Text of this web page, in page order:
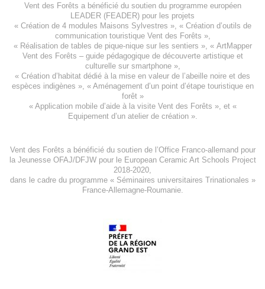
Vent des Forêts a bénéficié du soutien du programme européen
LEADER (FEADER) pour les projets
« Création de 4 modules Maisons Sylvestres », « Création d’outils de
communication touristique Vent des Forêts »,
« Réalisation de tables de pique-nique sur les sentiers », « ArtMapper
Vent des Forêts – guide pédagogique de découverte artistique et
culturelle sur smartphone »,
« Création d’habitat dédié à la mise en valeur de l’abeille noire et des
espèces indigènes », « Aménagement d’un point d’étape touristique en
forêt»
« Application mobile d’aide à la visite Vent des Forêts », et «
Equipement d’un atelier de création».
Vent des Forêts a bénéficié du soutien de l’Office Franco-allemand pour
la Jeunesse OFAJ/DFJWpour leEuropean Ceramic Art Schools Project
2018-2020
dans le cadre du programme « Séminaires universitaires Trinationales »
France-Allemagne-Roumanie.